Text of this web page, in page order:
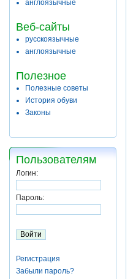
англоязычные
Веб-сайты
русскоязычные
англоязычные
Полезное
Полезные советы
История обуви
Законы
Пользователям
Логин:
Пароль:
Регистрация
Забыли пароль?